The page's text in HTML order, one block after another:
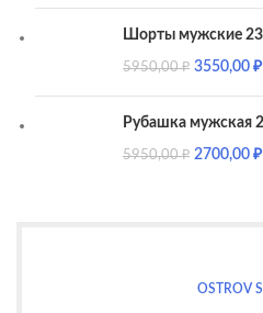
Шорты мужские
5950,00₽ 3550,00₽
Рубашка мужская
5950,00₽ 2700,00₽
OSTROV